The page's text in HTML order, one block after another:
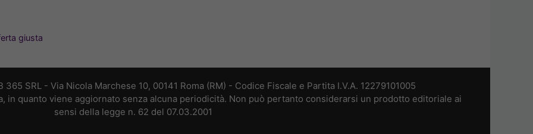
giusta
SRL - Via Nicola Marchese 10, 00141 Roma (RM) - Codice Fiscale e Partita I.V.A. 12279101005
in quanto viene aggiornato senza alcuna periodicità. Non può pertanto considerarsi un prodotto editoriale ai
sensi della legge n. 62 del 07.03.2001